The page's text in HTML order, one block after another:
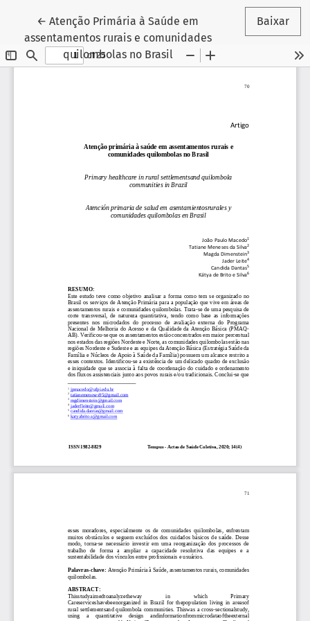
←Voltar aos Detalhes do Artigo
Atenção Primária à Saúde em
assentamentos rurais e comunidades
quilombolas no Brasil
Baixar